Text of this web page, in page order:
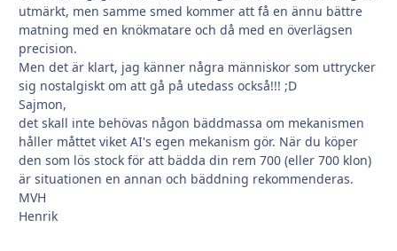
utmärkt, men samme smed kommer att få en ännu bättre
matning med en knökmatare och då med en överlägsen
precision.
Men det är klart, jag känner några människor som uttrycker
sig nostalgiskt om att gå på utedass också!!! ;D
Sajmon,
det skall inte behövas någon bäddmassa om mekanismen
håller måttet viket AI's egen mekanism gör. När du köper
den som lös stock för att bädda din rem 700 (eller 700 klon)
är situationen en annan och bäddning rekommenderas.
MVH
Henrik